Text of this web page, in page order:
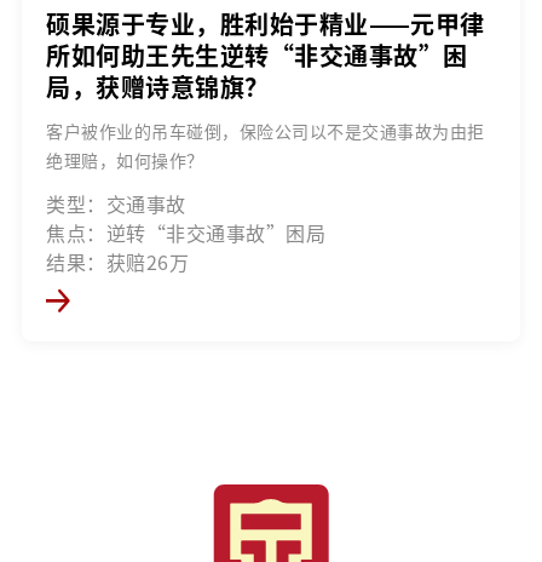
硕果源于专业，胜利始于精业——元甲律
所如何助王先生逆转“非交通事故”困
局，获赠诗意锦旗？
客户被作业的吊车碰倒，保险公司以不是交通事故为由拒
绝理赔，如何操作？
类型：交通事故
焦点：逆转“非交通事故”困局
结果：获赔26万